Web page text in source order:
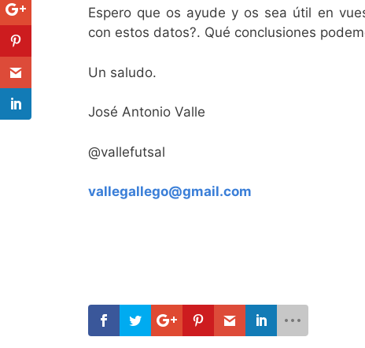
Espero que os ayude y os sea útil en
con estos datos?. Qué conclusiones
Un saludo.
José Antonio Valle
@vallefutsal
vallegallego@gmail.com